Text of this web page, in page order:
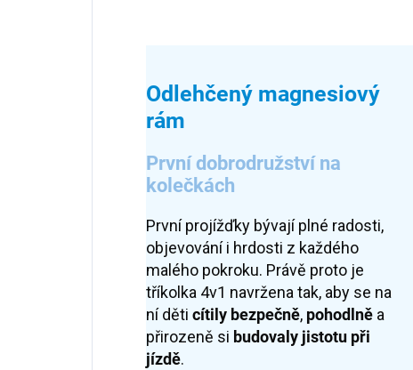
Odlehčený magnesiový
rám
První dobrodružství na
kolečkách
První projížďky bývají plné radosti,
objevování i hrdosti z každého
malého pokroku. Právě proto je
tříkolka 4v1 navržena tak, aby se na
ní děti cítily bezpečně, pohodlně a
přirozeně si budovaly jistotu při
jízdě.